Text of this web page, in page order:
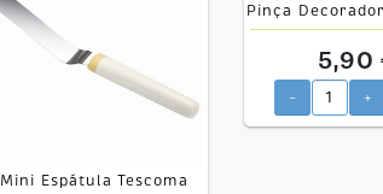
Mini Espátula Tescoma
Pinça
5,90
- +